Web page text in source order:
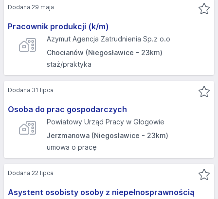
Pracownik produkcji (k/m)
Azymut Agencja Zatrudnienia Sp.z o.o
Chocianów (Niegosławice - 23km)
staż/praktyka
Dodana 29 maja
Osoba do prac gospodarczych
Powiatowy Urząd Pracy w Głogowie
Jerzmanowa (Niegosławice - 23km)
umowa o pracę
Dodana 31 lipca
Asystent osobisty osoby z niepełnosprawnością
Dodana 22 lipca